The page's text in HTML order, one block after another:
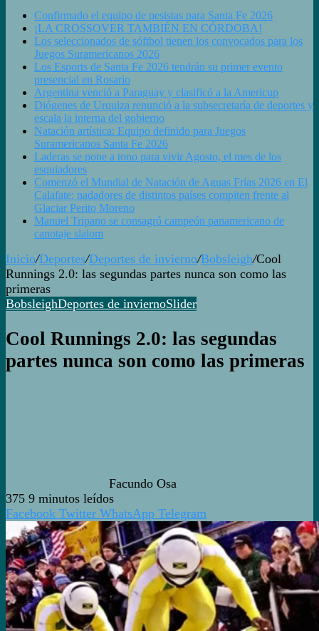
Confirmado el equipo de pesistas para Santa Fe 2026
¡LA CROSSOVER TAMBIÉN EN CÓRDOBA!
Los seleccionados de sóftbol tienen los convocados para los
Juegos Suramericanos 2026
Los Esports de Santa Fe 2026 tendrán su primer evento
presencial en Rosario
Argentina venció a Paraguay y clasificó a la Americup
Diógenes de Urquiza renunció a la subsecretaría de deportes y
escala la interna del gobierno
Natación artística: Equipo definido para Juegos
Suramericanos Santa Fe 2026
Laderas se pone a tono para vivir Agosto, el mes de los
esquiadores
Comenzó el Mundial de Natación de Aguas Frías 2026 en El
Calafate: nadadores de distintos países compiten frente al
Glaciar Perito Moreno
Manuel Tripano se consagró campeón panamericano de
canotaje slalom
Inicio/Deportes/Deportes de invierno/Bobsleigh/Cool
Runnings 2.0: las segundas partes nunca son como las
primeras
BobsleighDeportes de inviernoSlider
Cool Runnings 2.0: las segundas
partes nunca son como las primeras
Facundo Osa
375 9 minutos leídos
Facebook Twitter WhatsApp Telegram